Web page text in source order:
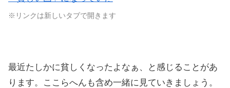
※リンクは新しいタブで開きます
最近たしかに貧しくなったよなぁ、と感じることがあ
ります。ここらへんも含め一緒に見ていきましょう。